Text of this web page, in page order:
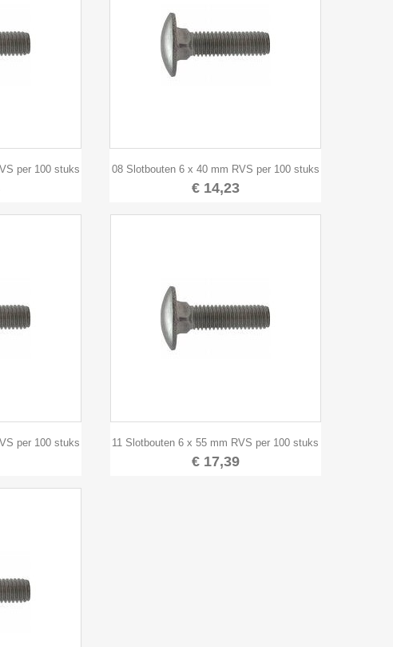
per 100 stuks 
08 Slotbouten 6 x 40 mm RVS per 100 stuks
€ 14,23
per 100 stuks 
11 Slotbouten 6 x 55 mm RVS per 100 stuks
€ 17,39